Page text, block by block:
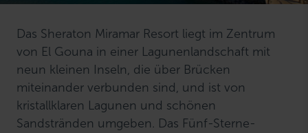
Das Sheraton Miramar Resort liegt im Zentrum
von El Gouna in einer Lagunenlandschaft mit
neun kleinen Inseln, die über Brücken
miteinander verbunden sind, und ist von
kristallklaren Lagunen und schönen
Sandstränden umgeben. Das Fünf-Sterne-